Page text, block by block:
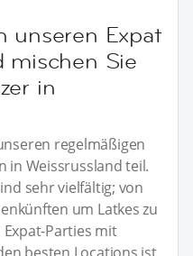
unseren Expat
mischen Sie
in
regelmäßigen
in Weissrussland teil.
sehr vielfältig; von
um Latkes zu
Parties mit